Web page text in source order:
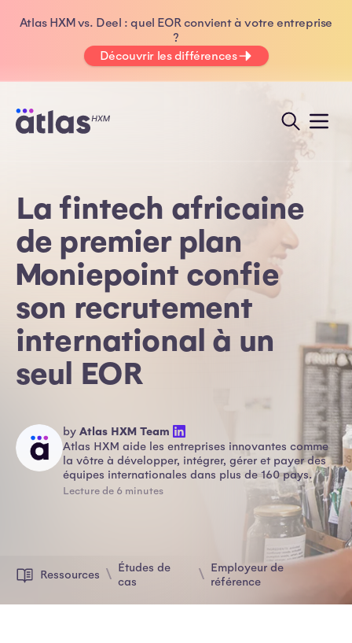
Atlas HXM vs. Deel : quel EOR convient à votre entreprise
?
Découvrir les différences
La fintech africaine
de premier plan
Moniepoint confie
son recrutement
international à un
seul EOR
by Atlas HXM Team
Atlas HXM aide les entreprises innovantes comme
la vôtre à développer, intégrer, gérer et payer des
équipes internationales dans plus de 160 pays.
Lecture de 6 minutes
Ressources
Études de
cas
Employeur de
référence